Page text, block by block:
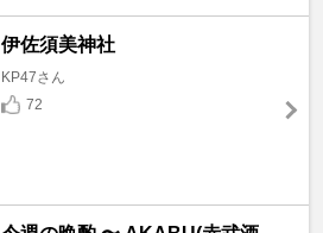
伊佐須美神社
KP47さん
72